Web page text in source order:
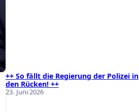
++ So fällt die Regierung der Polizei in
den Rücken! ++
23. Juni 2026